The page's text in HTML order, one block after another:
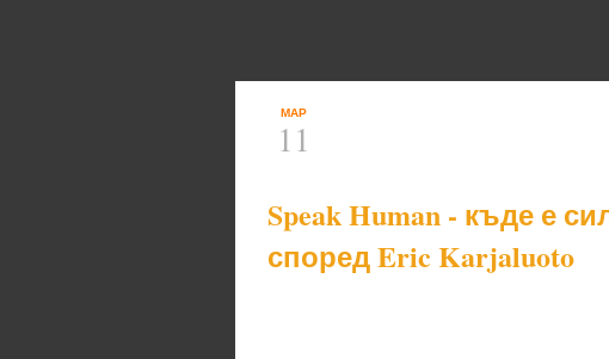
МАР
11
Speak Human - къде е
според Eric Karjaluoto